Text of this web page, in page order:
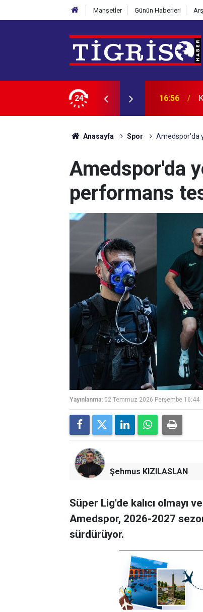
Manşetler Günün Haberleri
24 16:56
Anasayfa Spor Amedspor'da
Amedspor'da
performans
Yayınlanma: 02 Temmuz 2026 Perşembe 16:44
Şehmus KIZILASLAN
Süper Lig'de kalıcı olmayı
Amedspor, 2026-2027
sürdürüyor.